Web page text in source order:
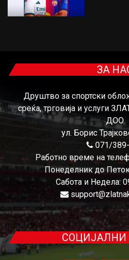
ЗА
Друштво за спортски
среќа, трговија и услуги
ДОО
ул. Борис
071/
Работно време на
Понеделник до
Сабота и Недела: